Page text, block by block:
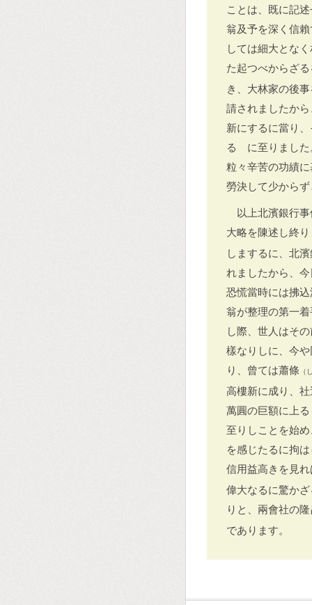
ことは、既に記
翁及予を深く信
しては細大とな
た起つべからざ
き、大林家の後
請されましたか
新にするに當り
るゝに至りまし
粒々辛苦の功績
勞決して少から
以上北濱銀行
大略を陳述し終
しまするに、北
れましたから、
恐慌當時には拂
翁が整理の第一
し際、世人はそ
樣なりしに、今
り、曾ては蕭條 （
高樓新に成り、
萬圓の巨額に上
至りしことを始
を感じたるに拘
信用益高きを見
偉大なるに驚か
りと、兩會社の
であります。